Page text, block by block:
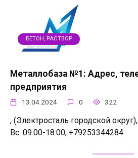
БЕТОН, РАСТВОР
Металлобаза №1: Адрес,
предприятия
13.04.2024 0 322
, (Электросталь городской
Вс: 09:00-18:00, +79253344284